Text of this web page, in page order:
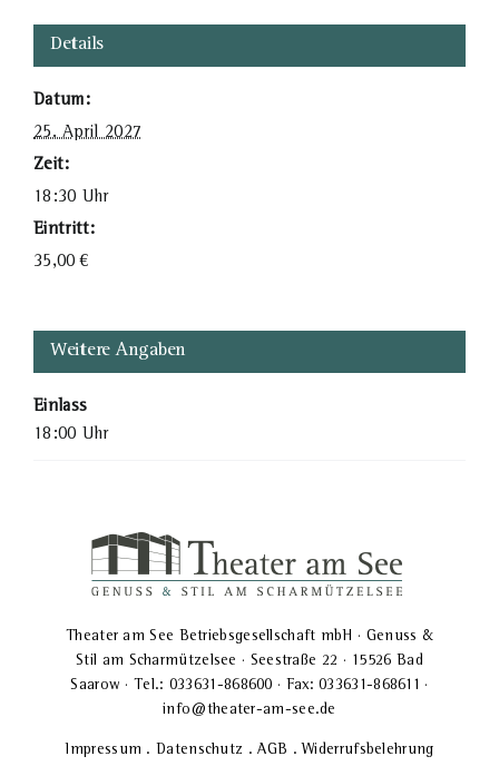
Details
Datum:
25. April 2027
Zeit:
18:30 Uhr
Eintritt:
35,00 €
Weitere Angaben
Einlass
18:00 Uhr
Theater am See Betriebsgesellschaft mbH · Genuss &
Stil am Scharmützelsee · Seestraße 22 · 15526 Bad
Saarow · Tel.: 033631-868600 · Fax: 033631-868611 ·
info@theater-am-see.de
Impressum . Datenschutz .AGB .Widerrufsbelehrung